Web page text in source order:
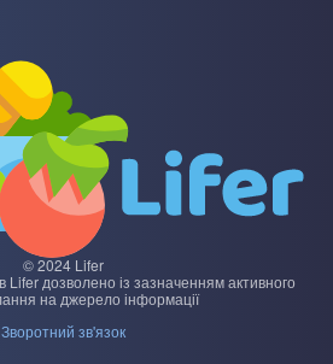
© 2024 Lifer
Lifer дозволено із зазначенням активного
на джерело інформації
Зворотний зв'язок